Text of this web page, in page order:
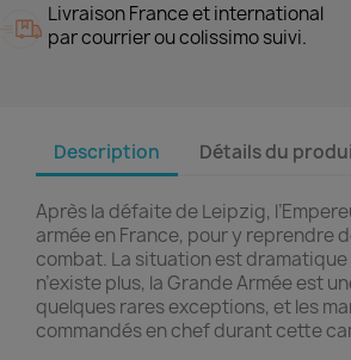
Livraison France et international
par courrier ou colissimo suivi.
Description Détails du
Après la défaite de Leipzig,
armée en France, pour y reprendre
combat. La situation est
n’existe plus, la Grande Armée est
quelques rares exceptions, et les
commandés en chef durant cette